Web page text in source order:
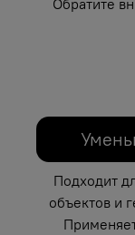
Обратите
Подходит
объектов и